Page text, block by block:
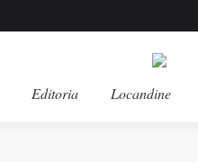
Editoria Locandine